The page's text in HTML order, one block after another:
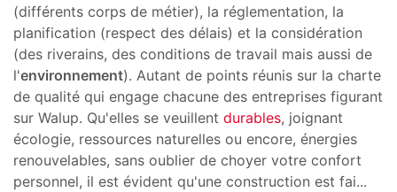
(différents corps de métier), la réglementation, la
planification (respect des délais) et la considération
(des riverains, des conditions de travail mais aussi de
l'environnement). Autant de points réunis sur la charte
de qualité qui engage chacune des entreprises figurant
sur Walup. Qu'elles se veuillent durables, joignant
écologie, ressources naturelles ou encore, énergies
renouvelables, sans oublier de choyer votre confort
personnel, il est évident qu'une construction est fai...